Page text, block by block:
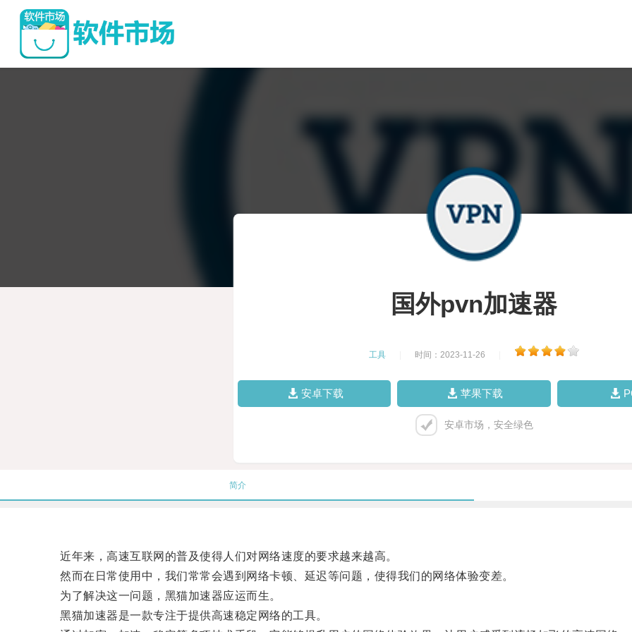
国外pvn加速器
工具 时间：2023-11-26
安卓下载 苹果下载
安卓市场，安全绿色
简介
近年来，高速互联网的普及使得人们对网络速度的要求越来越高。
然而在日常使用中，我们常常会遇到网络卡顿、延迟等问题，使得我们的网络体验变差。
为了解决这一问题，黑猫加速器应运而生。
黑猫加速器是一款专注于提供高速稳定网络的工具。